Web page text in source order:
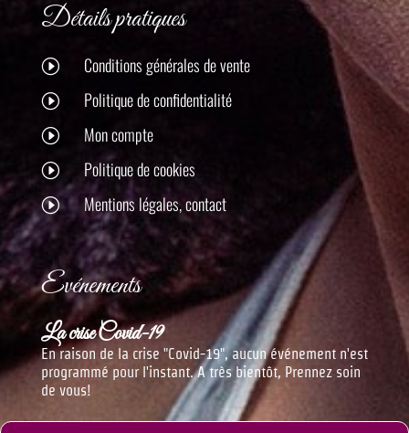
Détails pratiques
I Conditions générales de vente
I Politique de confidentialité
I Mon compte
I Politique de cookies
I Mentions légales, contact
Evénements
La crise Covid-19
En raison de la crise "Covid-19", aucun événement n'est
programmé pour l'instant. A très bientôt, Prennez soin
de vous!